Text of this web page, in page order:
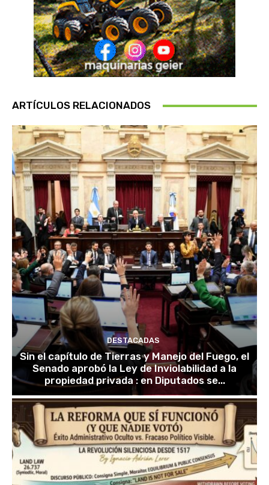
ARTÍCULOS RELACIONADOS
DESTACADAS
Sin el capítulo de Tierras y Manejo del Fuego, el
Senado aprobó la Ley de Inviolabilidad a la
propiedad privada : en Diputados se...